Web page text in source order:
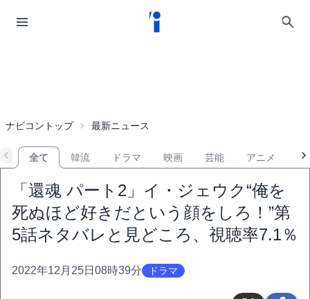
ナビコントップ 最新ニュース
全て 韓流 ドラマ 映画 芸能 アニメ
「還魂 パート2」イ・ジェウク“俺を
死ぬほど好きだという顔をしろ！”第
5話ネタバレと見どころ、視聴率7.1％
2022年12月25日08時39分 ドラマ